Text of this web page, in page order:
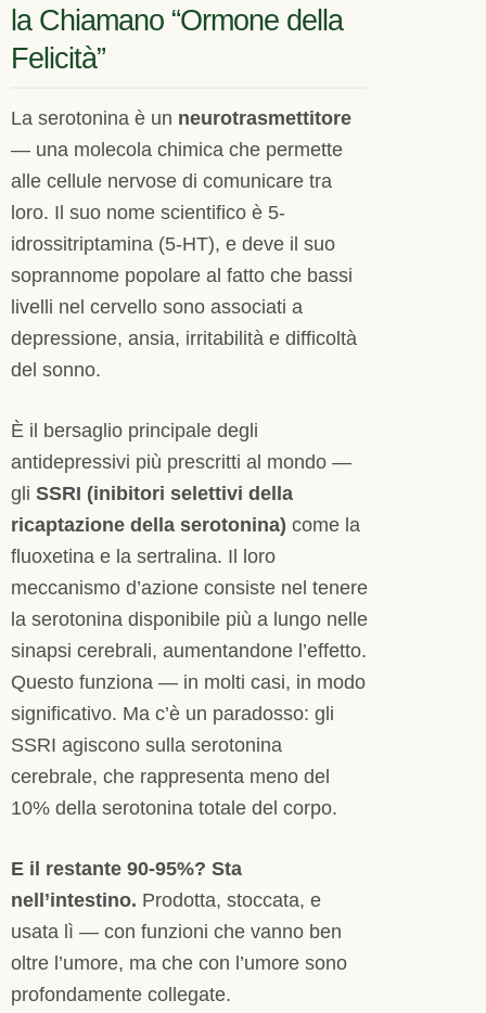
la Chiamano “Ormone della
Felicità”
La serotonina è un neurotrasmettitore
— una molecola chimica che permette
alle cellule nervose di comunicare tra
loro. Il suo nome scientifico è 5-
idrossitriptamina (5-HT), e deve il suo
soprannome popolare al fatto che bassi
livelli nel cervello sono associati a
depressione, ansia, irritabilità e difficoltà
del sonno.
È il bersaglio principale degli
antidepressivi più prescritti al mondo —
gli SSRI (inibitori selettivi della
ricaptazione della serotonina) come la
fluoxetina e la sertralina. Il loro
meccanismo d’azione consiste nel tenere
la serotonina disponibile più a lungo nelle
sinapsi cerebrali, aumentandone l’effetto.
Questo funziona — in molti casi, in modo
significativo. Ma c’è un paradosso: gli
SSRI agiscono sulla serotonina
cerebrale, che rappresenta meno del
10% della serotonina totale del corpo.
E il restante 90-95%? Sta
nell’intestino. Prodotta, stoccata, e
usata lì — con funzioni che vanno ben
oltre l’umore, ma che con l’umore sono
profondamente collegate.